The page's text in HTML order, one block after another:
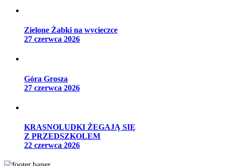
Zielone Żabki na wycieczce
27 czerwca 2026
Góra Grosza
27 czerwca 2026
KRASNOLUDKI ŻEGAJĄ SIĘ
Z PRZEDSZKOLEM
22 czerwca 2026